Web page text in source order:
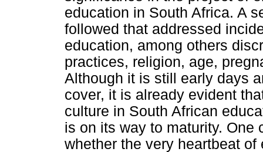
education in South Africa. A
followed that addressed
education, among others
practices, religion, age,
Although it is still early days
cover, it is already evident
culture in South African
is on its way to maturity. One
whether the very heartbeat